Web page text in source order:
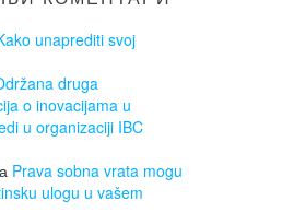
unaprediti svoj
druga
o inovacijama u
u organizaciji IBC
Prava sobna vrata mogu
ulogu u vašem